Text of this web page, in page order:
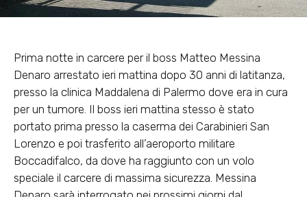
Prima notte in carcere per il boss Matteo Messina
Denaro arrestato ieri mattina dopo 30 anni di latitanza,
presso la clinica Maddalena di Palermo dove era in cura
per un tumore. Il boss ieri mattina stesso è stato
portato prima presso la caserma dei Carabinieri San
Lorenzo e poi trasferito all’aeroporto militare
Boccadifalco, da dove ha raggiunto con un volo
speciale il carcere di massima sicurezza. Messina